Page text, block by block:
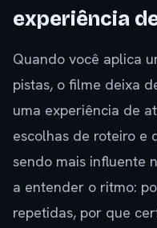
experiência
Quando você aplica
pistas, o filme deixa
uma experiência de
escolhas de roteiro e
sendo mais influente
a entender o ritmo:
repetidas, por que